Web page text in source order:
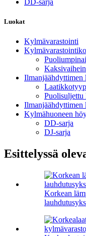
DD-sarja
Luokat
Kylmävarastointi
Puolisuljettu
Ilmanjäähdyttimen
Kylmähuoneen
DD-sarja
DJ-sarja
Esittelyssä
Korkean